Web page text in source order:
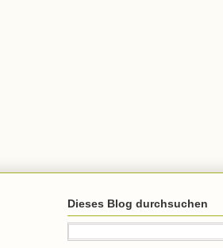
Dieses Blog durchsuchen